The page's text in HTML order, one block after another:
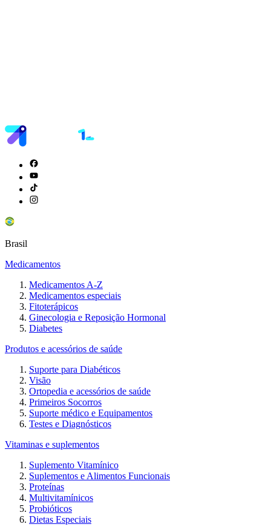
Brasil
Medicamentos
Medicamentos A-Z
Medicamentos especiais
Fitoterápicos
Ginecologia e Reposição Hormonal
Diabetes
Produtos e acessórios de saúde
Suporte para Diabéticos
Visão
Ortopedia e acessórios de saúde
Primeiros Socorros
Suporte médico e Equipamentos
Testes e Diagnósticos
Vitaminas e suplementos
Suplemento Vitamínico
Suplementos e Alimentos Funcionais
Proteínas
Multivitamínicos
Probióticos
Dietas Especiais